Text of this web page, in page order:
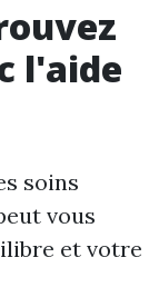
l'aide
soins
vous
et votre